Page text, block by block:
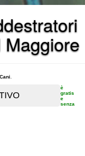
è
gratis
e
senza